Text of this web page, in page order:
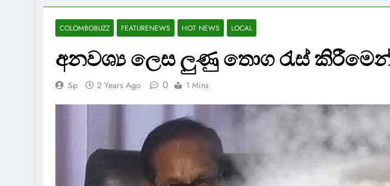
COLOMBOBUZZ FEATURENEWS HOT NEWS LOCAL
අනවශ්‍ය ලෙස ලුණු තොග රැස්
Sp 2 Years Ago 0 1 Mins